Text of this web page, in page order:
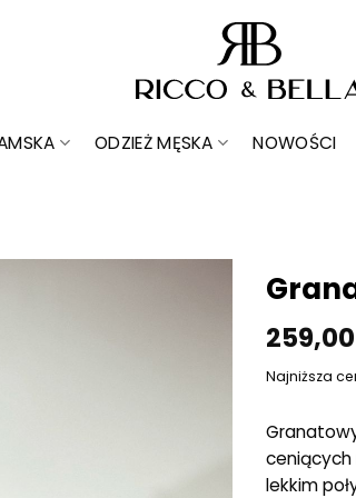
ODZIEŻ MĘSKA NOWOŚCI
259,00
Najniższa
ceniących
lekkim